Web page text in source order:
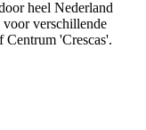
heel Nederland
voor verschillende
Centrum 'Crescas'.